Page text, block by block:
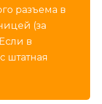
разъема в
(за
в
штатная